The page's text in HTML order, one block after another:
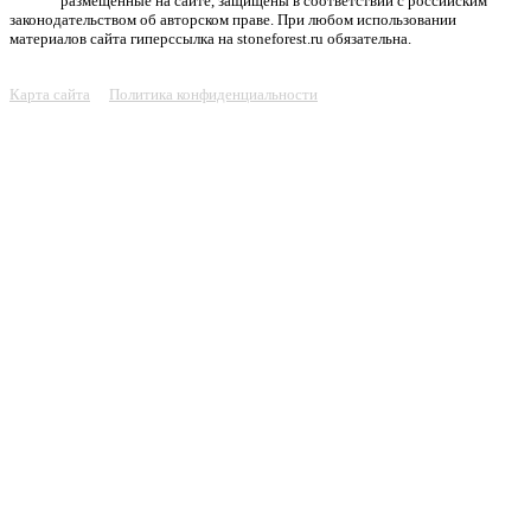
законодательством об авторском праве. При любом использовании
материалов сайта гиперссылка на stoneforest.ru обязательна.
Карта сайта Политика конфиденциальности